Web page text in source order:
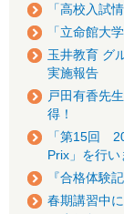
「高校入試
「立命館大
玉井教育 グ
実施報告
戸田有香先
得！
「第15回
Prix」を行い
『合格体験
春期講習中